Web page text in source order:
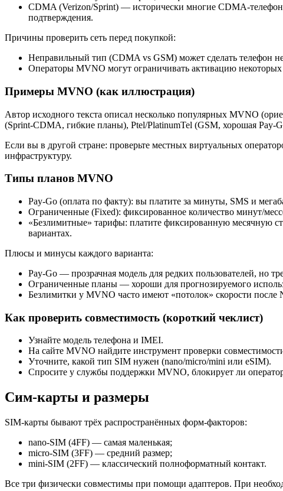
CDMA (Verizon/Sprint) — исторически многие
подтверждения.
Причины проверить сеть перед покупкой:
Неправильный тип (CDMA vs GSM) может сделать телефон
Операторы MVNO могут ограничивать активацию
Примеры MVNO (как иллюстрация)
Автор исходного текста описал несколько популярных MVNO
(Sprint‑CDMA, гибкие планы), Ptel/PlatinumTel (GSM, хорошая
Если вы в другой стране: проверьте местных виртуальных
инфраструктуру.
Типы планов MVNO
Pay‑Go (оплата по факту): вы платите за минуты, SMS и
Ограниченные (Fixed): фиксированное количество минут/
«Безлимитные» тарифы: платите фиксированную месячную
вариантах.
Плюсы и минусы каждого варианта:
Pay‑Go — прозрачная модель для редких пользователей, но
Ограниченные планы — хороши для прогнозируемого
Безлимитки у MVNO часто имеют «потолок» скорости после
Как проверить совместимость (короткий чеклист)
Узнайте модель телефона и IMEI.
На сайте MVNO найдите инструмент проверки
Уточните, какой тип SIM нужен (nano/micro/mini или eSIM).
Спросите у службы поддержки MVNO, блокирует ли
Сим‑карты и размеры
SIM‑карты бывают трёх распространённых форм-факторов:
nano‑SIM (4FF) — самая маленькая;
micro‑SIM (3FF) — средний размер;
mini‑SIM (2FF) — классический полноформатный контакт.
Все три физически совместимы при помощи адаптеров. При